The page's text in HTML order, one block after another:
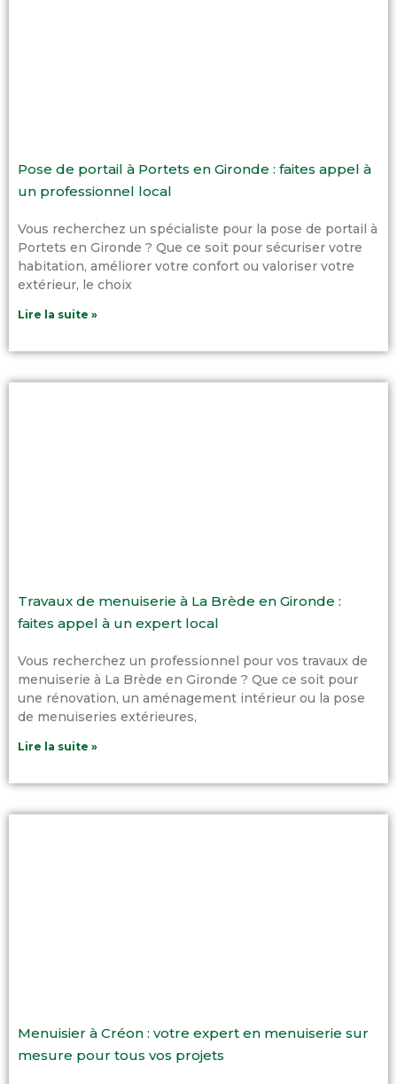
Pose de portail à Portets en Gironde : faites appel à
un professionnel local
Vous recherchez un spécialiste pour la pose de portail à
Portets en Gironde ? Que ce soit pour sécuriser votre
habitation, améliorer votre confort ou valoriser votre
extérieur, le choix
Lire la suite »
Travaux de menuiserie à La Brède en Gironde :
faites appel à un expert local
Vous recherchez un professionnel pour vos travaux de
menuiserie à La Brède en Gironde ? Que ce soit pour
une rénovation, un aménagement intérieur ou la pose
de menuiseries extérieures,
Lire la suite »
Menuisier à Créon : votre expert en menuiserie sur
mesure pour tous vos projets